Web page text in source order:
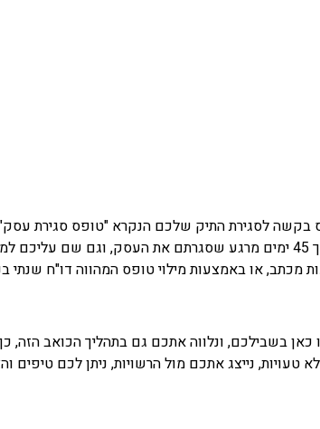
כספי שנתי של העסק מהשנה האחרונה גם במקרה שסגרתם אותו במהלכה. למשרדי המע"מ יש לפנות
או באמצעות מילוי טופס המהווה דו"ח שנתי
בשבילכם, ונלווה אתכם גם בתהליך הכואב הזה,
נייצג אתכם מול הרשויות, ניתן לכם טיפים